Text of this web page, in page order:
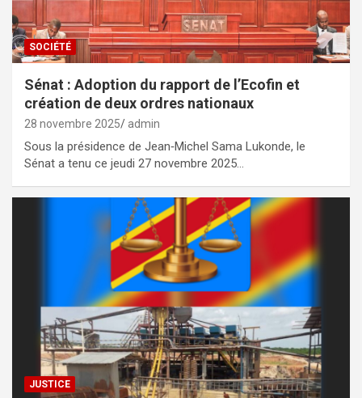
SOCIÉTÉ
Sénat : Adoption du rapport de l’Ecofin et
création de deux ordres nationaux
28 novembre 2025 admin
Sous la présidence de Jean‑Michel Sama Lukonde, le
Sénat a tenu ce jeudi 27 novembre 2025…
JUSTICE